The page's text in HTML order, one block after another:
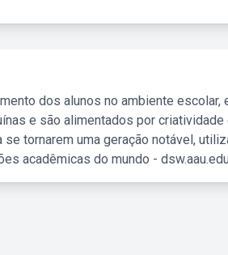
dos alunos no ambiente escolar,
e são alimentados por criatividade
tornarem uma geração notável,
acadêmicas do mundo -